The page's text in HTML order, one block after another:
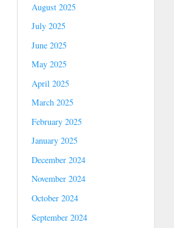
August 2025
July 2025
June 2025
May 2025
April 2025
March 2025
February 2025
January 2025
December 2024
November 2024
October 2024
September 2024